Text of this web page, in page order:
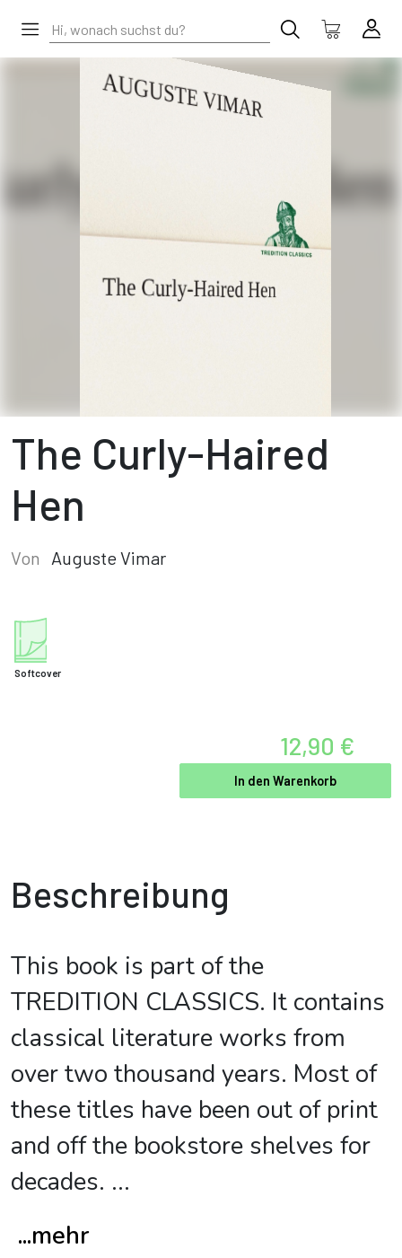
The Curly-Haired
Hen
Von Auguste Vimar
Softcover
12,90 €
In den Warenkorb
Beschreibung
This book is part of the
TREDITION CLASSICS. It contains
classical literature works from
over two thousand years. Most of
these titles have been out of print
and off the bookstore shelves for
decades. ...
...mehr